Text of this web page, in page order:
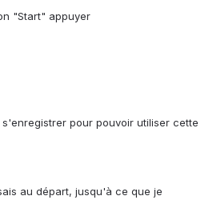
"Start" appuyer
pour pouvoir utiliser cette
au départ, jusqu'à ce que je